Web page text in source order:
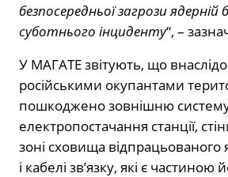
безпосередньої загрози ядерній
суботнього інциденту“, –
У МАГАТЕ звітують, що
російськими окупантами
пошкоджено зовнішню
електропостачання станції,
зоні сховища відпрацьованого
і кабелі зв’язку, які є частиною